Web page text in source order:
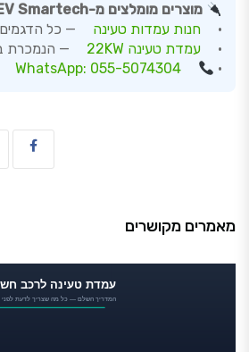
מוצרים מומלצים מ-EV Smartech:
•
חנות עמדות טעינה
— כל הדגמים
•
עמדת טעינה 22KW
— הנמכרת
•
WhatsApp: 055-5074304
מאמרים מקושרים